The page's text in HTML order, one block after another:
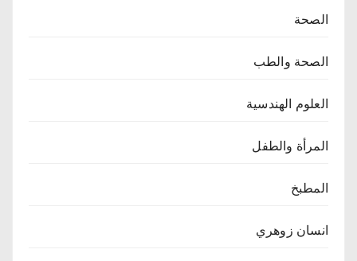
الصحة
الصحة والطب
العلوم الهندسية
المرأة والطفل
المطبخ
انسان زوهري